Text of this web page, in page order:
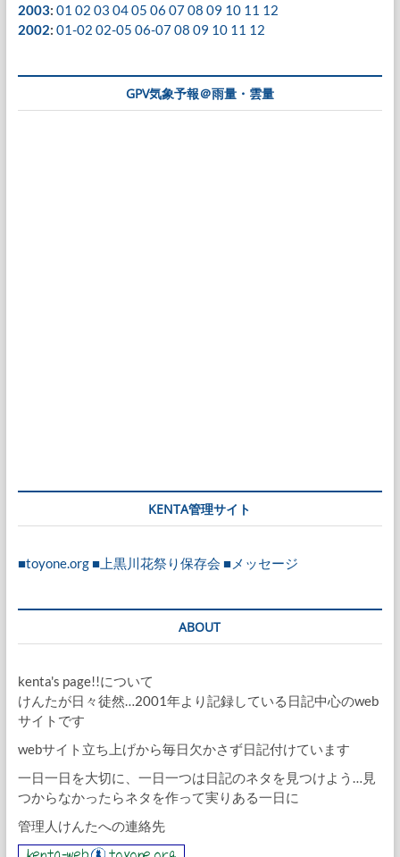
2003: 01 02 03 0405 06 0708 09 10 11 12
2002: 01-02 02-05 06-0708 09 10 11 12
GPV気象予報＠雨量・雲量
KENTA管理サイト
■toyone.org ■上黒川花祭り保存会 ■メッセージ
ABOUT
kenta's page!!について
けんたが日々徒然…2001年より記録している日記中心のweb
サイトです
webサイト立ち上げから毎日欠かさず日記付けています
一日一日を大切に、一日一つは日記のネタを見つけよう…見
つからなかったらネタを作って実りある一日に
管理人けんたへの連絡先